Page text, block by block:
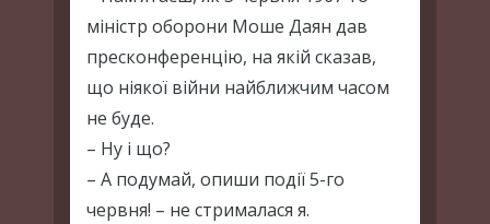
міністр оборони Моше Даян дав
пресконференцію, на якій сказав,
що ніякої війни найближчим часом
не буде.
– Ну і що?
– А подумай, опиши події 5-го
червня! – не стрималася я.